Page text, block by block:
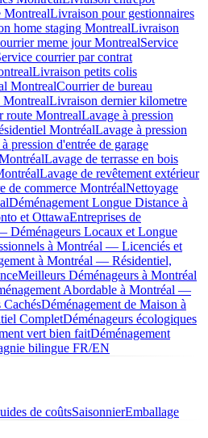
MontrealLivraison pour gestionnaires
home staging MontrealLivraison
meme jour MontrealService
courrier par contrat
Livraison petits colis
MontrealCourrier de bureau
MontrealLivraison dernier kilometre
route MontrealLavage à pression
MontréalLavage à pression
pression d'entrée de garage
Lavage de terrasse en bois
Lavage de revêtement extérieur
de commerce MontréalNettoyage
Déménagement Longue Distance à
et OttawaEntreprises de
Déménageurs Locaux et Longue
à Montréal — Licenciés et
à Montréal — Résidentiel,
Meilleurs Déménageurs à Montréal
Abordable à Montréal —
CachésDéménagement de Maison à
CompletDéménageurs écologiques
vert bien faitDéménagement
bilingue FR/EN
de coûtsSaisonnierEmballage